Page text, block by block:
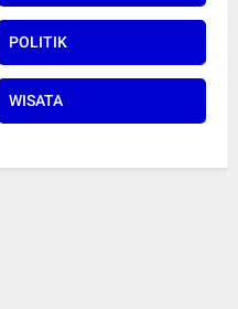
POLITIK
WISATA